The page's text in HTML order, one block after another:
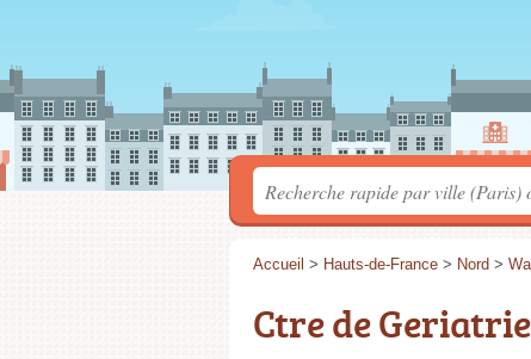
Accueil > Hauts-de-France > Nord >
Ctre de